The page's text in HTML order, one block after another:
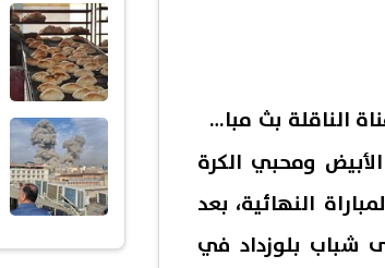
الناقلة بث مباشر
ومحبي الكرة
النهائية، بعد
لنهائي كأس الاتحاد الإفريقي بفوزه 1-0 على شباب بلوزداد في